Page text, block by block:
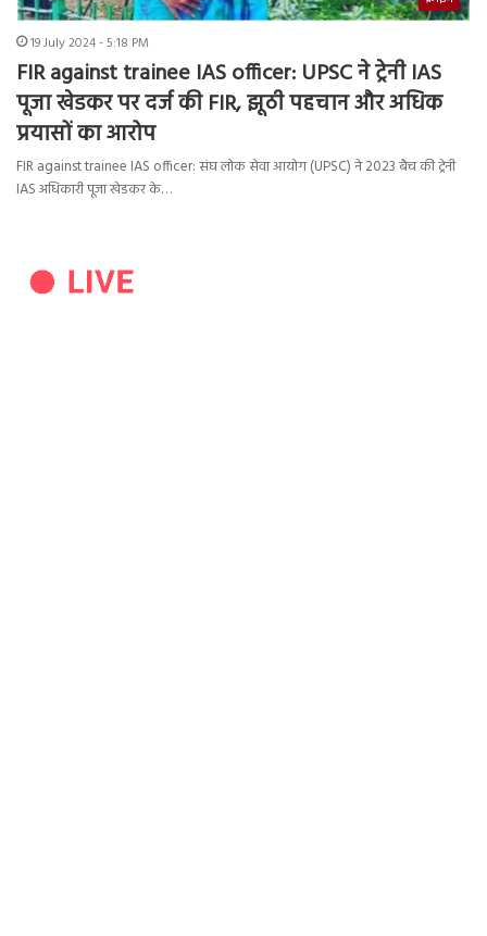
19 July 2024 - 5:18 PM
FIR against trainee IAS officer: UPSC ने ट्रेनी IAS
पूजा खेडकर पर दर्ज की FIR, झूठी पहचान और अधिक
प्रयासों का आरोप
FIR against trainee IAS officer: संघ लोक सेवा आयोग (UPSC) ने 2023 बैच की ट्रेनी
IAS अधिकारी पूजा खेडकर के…